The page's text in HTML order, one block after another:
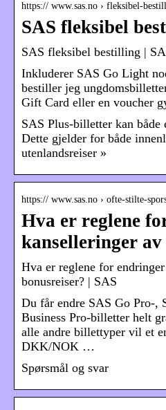
https:// www.sas.no › fleksibel-
SAS fleksibel
SAS fleksibel bestilling |
Inkluderer SAS Go Light
bestiller jeg
Gift Card eller en voucher
SAS Plus-billetter kan både
Dette gjelder for både
utenlandsreiser »
https:// www.sas.no › ofte-stilte-
Hva er reglene
kanselleringer av
Hva er reglene for
bonusreiser? | SAS
Du får endre SAS Go Pro-,
Business Pro-billetter helt
alle andre billettyper vil et
DKK/NOK …
Spørsmål og svar